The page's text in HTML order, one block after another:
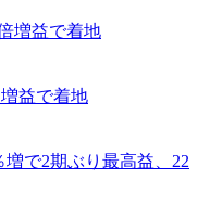
増益で着地
益で着地
で2期ぶり最高益、22